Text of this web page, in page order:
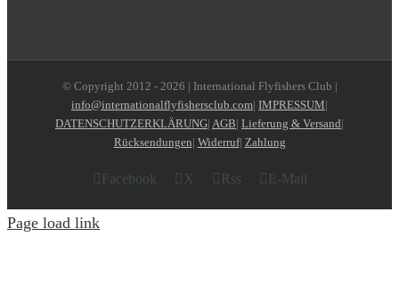
© Copyright 2012 - 2026 | International Flyfishers Club |
info@internationalflyfishersclub.com| IMPRESSUM|
DATENSCHUTZERKLÄRUNG| AGB| Lieferung & Versand|
Rücksendungen| Widerruf| Zahlung
Facebook X Rss E-Mail
Page load link